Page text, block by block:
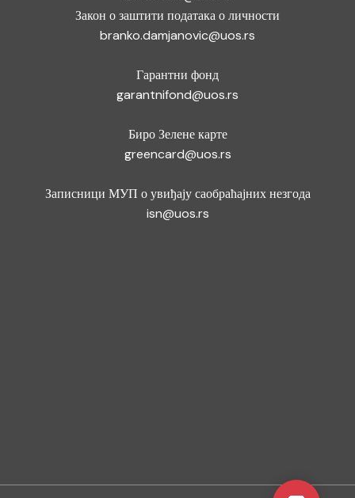
Закон о заштити података о личности
branko.damjanovic@uos.rs
Гарантни фонд
garantnifond@uos.rs
Биро Зелене карте
greencard@uos.rs
Записници МУП о увиђају саобраћајних незгода
isn@uos.rs